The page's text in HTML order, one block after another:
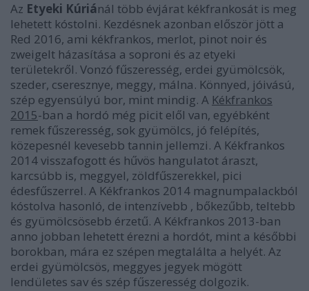
Az Etyeki Kúriánál több évjárat kékfrankosát is meg
lehetett kóstolni. Kezdésnek azonban először jött a
Red 2016, ami kékfrankos, merlot, pinot noir és
zweigelt házasítása a soproni és az etyeki
területekről. Vonzó fűszeresség, erdei gyümölcsök,
szeder, cseresznye, meggy, málna. Könnyed, jóivású,
szép egyensúlyú bor, mint mindig. A Kékfrankos
2015-ban a hordó még picit elől van, egyébként
remek fűszeresség, sok gyümölcs, jó felépítés,
közepesnél kevesebb tannin jellemzi. A Kékfrankos
2014 visszafogott és hűvös hangulatot áraszt,
karcsúbb is, meggyel, zöldfűszerekkel, pici
édesfűszerrel. A Kékfrankos 2014 magnumpalackból
kóstolva hasonló, de intenzívebb , bőkezűbb, teltebb
és gyümölcsösebb érzetű. A Kékfrankos 2013-ban
anno jobban lehetett érezni a hordót, mint a későbbi
borokban, mára ez szépen megtalálta a helyét. Az
erdei gyümölcsös, meggyes jegyek mögött
lendületes sav és szép fűszeresség dolgozik.